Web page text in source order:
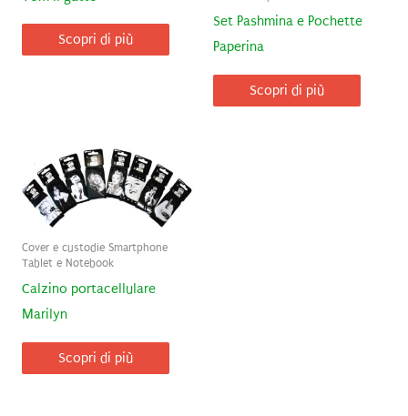
Scopri di più
Set Pashmina e Pochette
Paperina
Scopri di più
Cover e custodie Smartphone
Tablet e Notebook
Calzino portacellulare
Marilyn
Scopri di più